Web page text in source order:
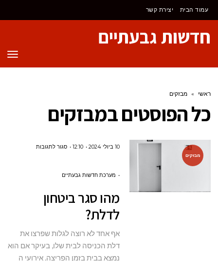
לתוכן
עמוד הבית יצירת קשר
חדשות גבעתיים
ראשי » מבזקים
כל הפוסטים במבזקים
מבזקים
10 ביולי 2024 12:10 סגור לתגובותעל
מערכת חדשות גבעתיים
מהו סגר ביטחון
לדלת?
אף אחד לא רוצה לגלות שפרצו את
דלת הכניסה לבית שלו, בעיקר אם הוא
נמצא בבית בזמן הפריצה. אירועי ה